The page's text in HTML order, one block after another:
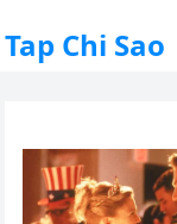
Tap Chi Sao